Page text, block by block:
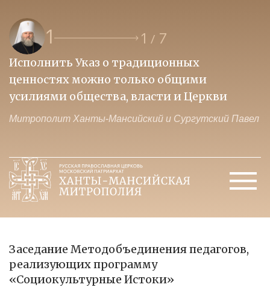
1 1 / 7
Исполнить Указ о традиционных
ценностях можно только общими
усилиями общества, власти и Церкви
Митрополит Ханты-Мансийский и Сургутский Павел
Заседание Методобъединения педагогов,
реализующих программу
«Социокультурные Истоки»